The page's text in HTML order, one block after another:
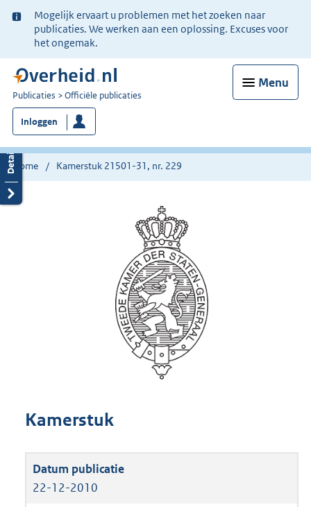
Ter
informatie:
Mogelijk ervaart u problemen met het zoeken naar
publicaties. We werken aan een oplossing. Excuses voor
het ongemak.
Menu
U
bent
nu
hier:
Publicaties Officiële publicaties
Inloggen
Home Kamerstuk 21501-31, nr. 229
Kamerstuk
22-12-2010